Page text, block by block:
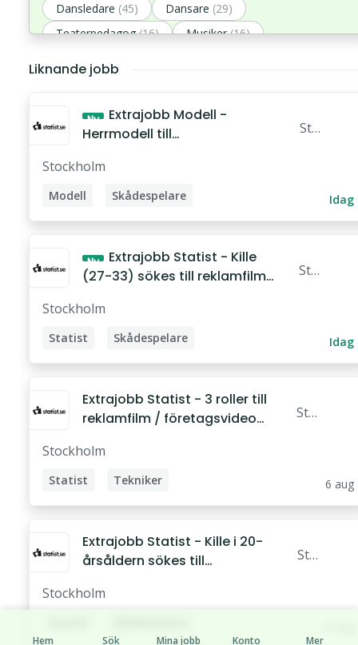
Dansledare (45) Dansare (29)
Teaterpedagog (16) Musiker (16)
Liknande jobb
Ny
Herrmodell till
träningskläder s
Sta
Stockholm
Modell Skådespelare Idag
Ny
(27-33) sökes till reklamfilm
Sta
Stockholm
Statist Skådespelare Idag
Extrajobb Statist - 3 roller till
reklamfilm / företagsvideo
Stat
Stockholm
Statist
Tekniker
Ingenjör
Hantverkare
Skådespelare
Projektledare
6 aug
Extrajobb Statist - Kille i 20-
årsåldern sökes till
Stat
Stockholm
Hem Sök Mina jobb Konto Mer